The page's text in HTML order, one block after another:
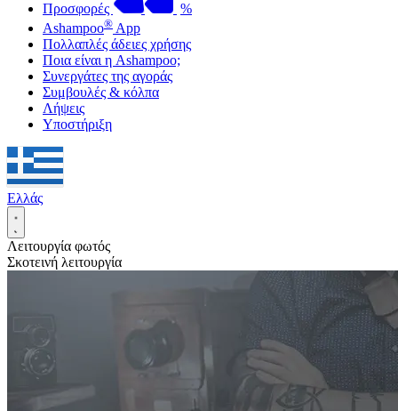
Προσφορές
%
Ashampoo® App
Πολλαπλές άδειες χρήσης
Ποια είναι η Ashampoo;
Συνεργάτες της αγοράς
Συμβουλές & κόλπα
Λήψεις
Υποστήριξη
Ελλάς
Λειτουργία φωτός
Σκοτεινή λειτουργία